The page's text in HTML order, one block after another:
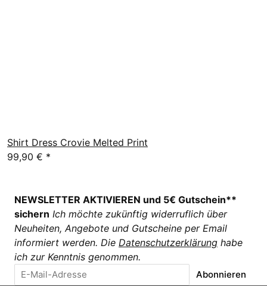
Shirt Dress Crovie Melted Print
99,90 € *
NEWSLETTER AKTIVIEREN und 5€ Gutschein**
sichern Ich möchte zukünftig widerruflich über
Neuheiten, Angebote und Gutscheine per Email
informiert werden. Die Datenschutzerklärung habe
ich zur Kenntnis genommen.
Abonnieren